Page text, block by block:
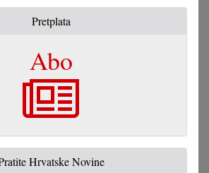
Pretplata
Abo
Hrvatske Novine